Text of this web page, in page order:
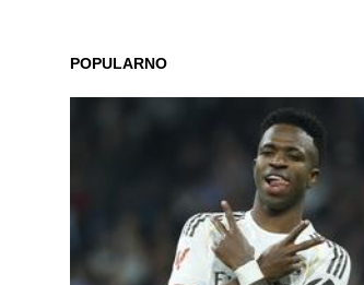
POPULARNO